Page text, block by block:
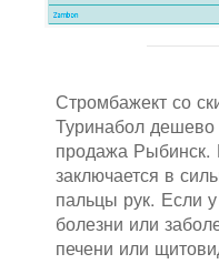
Стромбажект со
Туринабол
продажа Рыбинск.
заключается в
пальцы рук. Если
болезни или
печени или